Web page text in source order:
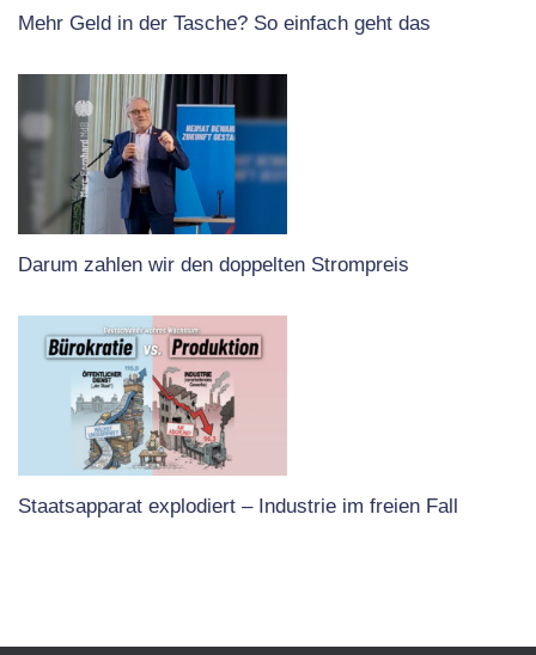
Mehr Geld in der Tasche? So einfach geht das
Darum zahlen wir den doppelten Strompreis
Staatsapparat explodiert – Industrie im freien Fall